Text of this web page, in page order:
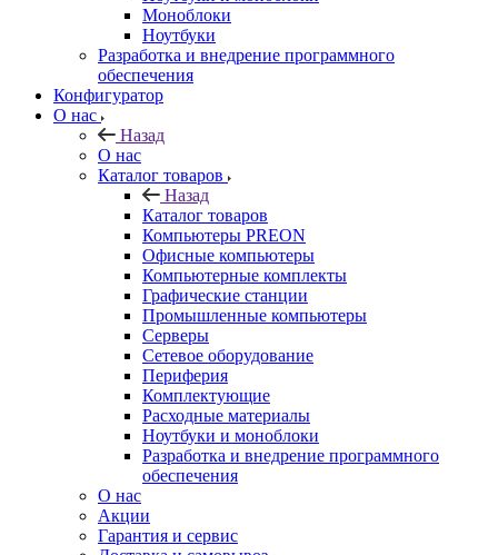
Моноблоки
Ноутбуки
Разработка и внедрение программного
обеспечения
Конфигуратор
О нас
Назад
О нас
Каталог товаров
Назад
Каталог товаров
Компьютеры PREON
Офисные компьютеры
Компьютерные комплекты
Графические станции
Промышленные компьютеры
Серверы
Сетевое оборудование
Периферия
Комплектующие
Расходные материалы
Ноутбуки и моноблоки
Разработка и внедрение программного
обеспечения
О нас
Акции
Гарантия и сервис